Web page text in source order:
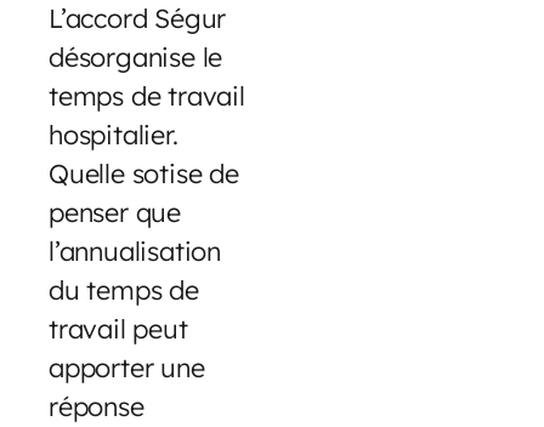
L’accord Ségur
désorganise le
temps de travail
hospitalier.
Quelle sotise de
penser que
l’annualisation
du temps de
travail peut
apporter une
réponse